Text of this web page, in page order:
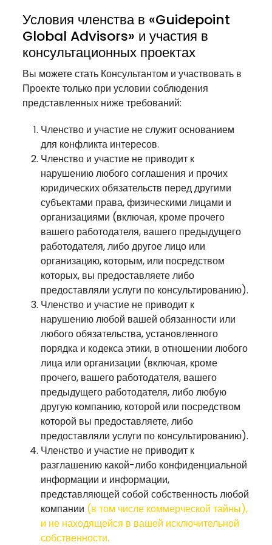
Условия членства в «Guidepoint
Global Advisors» и участия в
консультационных проектах
Вы можете стать Консультантом и участвовать в
Проекте только при условии соблюдения
представленных ниже требований:
Членство и участие не служит основанием
для конфликта интересов.
Членство и участие не приводит к
нарушению любого соглашения и прочих
юридических обязательств перед другими
субъектами права, физическими лицами и
организациями (включая, кроме прочего
вашего работодателя, вашего предыдущего
работодателя, либо другое лицо или
организацию, которым, или посредством
которых, вы предоставляете либо
предоставляли услуги по консультированию).
Членство и участие не приводит к
нарушению любой вашей обязанности или
любого обязательства, установленного
порядка и кодекса этики, в отношении любого
лица или организации (включая, кроме
прочего, вашего работодателя, вашего
предыдущего работодателя, либо любую
другую компанию, которой или посредством
которой вы предоставляете, либо
предоставляли услуги по консультированию).
Членство и участие не приводит к
разглашению какой-либо конфиденциальной
информации и информации,
представляющей собой собственность любой
компании (в том числе коммерческойтайны),
и не находящейся в вашей исключительной
собственности.